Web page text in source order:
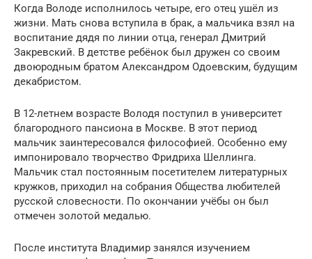
Когда Володе исполнилось четыре, его отец ушёл из
жизни. Мать снова вступила в брак, а мальчика взял на
воспитание дядя по линии отца, генерал Дмитрий
Закревский. В детстве ребёнок был дружен со своим
двоюродным братом Александром Одоевским, будущим
декабристом.
В 12-летнем возрасте Володя поступил в университет
благородного пансиона в Москве. В этот период
мальчик заинтересовался философией. Особенно ему
импонировало творчество Фридриха Шеллинга.
Мальчик стал постоянным посетителем литературных
кружков, приходил на собрания Общества любителей
русской словесности. По окончании учёбы он был
отмечен золотой медалью.
После института Владимир занялся изучением